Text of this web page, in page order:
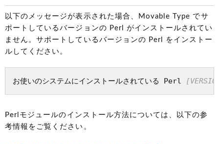
以下のメッセージが表示された場合、Movable Type でサ
ポートしているバージョンの Perl がインストールされてい
ません。サポートしているバージョンの Perl をインストー
ルしてください。
お使いのシステムにインストールされている Perl
Perlモジュールのインストール方法については、以下の参
考情報をご覧ください。